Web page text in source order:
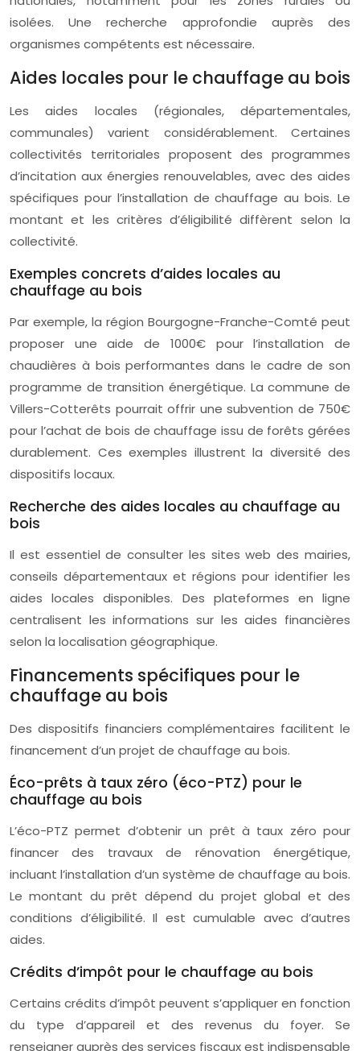
isolées. Une recherche approfondie auprès des
organismes compétents est nécessaire.
Aides locales pour le chauffage au bois
Les aides locales (régionales, départementales,
communales) varient considérablement. Certaines
collectivités territoriales proposent des programmes
d’incitation aux énergies renouvelables, avec des aides
spécifiques pour l’installation de chauffage au bois. Le
montant et les critères d’éligibilité diffèrent selon la
collectivité.
Exemples concrets d’aides locales au
chauffage au bois
Par exemple, la région Bourgogne-Franche-Comté peut
proposer une aide de 1000€ pour l’installation de
chaudières à bois performantes dans le cadre de son
programme de transition énergétique. La commune de
Villers-Cotterêts pourrait offrir une subvention de 750€
pour l’achat de bois de chauffage issu de forêts gérées
durablement. Ces exemples illustrent la diversité des
dispositifs locaux.
Recherche des aides locales au chauffage au
bois
Il est essentiel de consulter les sites web des mairies,
conseils départementaux et régions pour identifier les
aides locales disponibles. Des plateformes en ligne
centralisent les informations sur les aides financières
selon la localisation géographique.
Financements spécifiques pour le
chauffage au bois
Des dispositifs financiers complémentaires facilitent le
financement d’un projet de chauffage au bois.
Éco-prêts à taux zéro (éco-PTZ) pour le
chauffage au bois
L’éco-PTZ permet d’obtenir un prêt à taux zéro pour
financer des travaux de rénovation énergétique,
incluant l’installation d’un système de chauffage au bois.
Le montant du prêt dépend du projet global et des
conditions d’éligibilité. Il est cumulable avec d’autres
aides.
Crédits d’impôt pour le chauffage au bois
Certains crédits d’impôt peuvent s’appliquer en fonction
du type d’appareil et des revenus du foyer. Se
renseigner auprès des services fiscaux est indispensable